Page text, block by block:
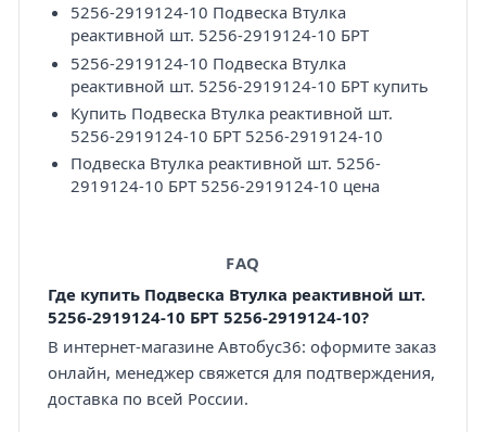
5256-2919124-10 Подвеска Втулка
реактивной шт. 5256-2919124-10 БРТ
5256-2919124-10 Подвеска Втулка
реактивной шт. 5256-2919124-10 БРТ купить
Купить Подвеска Втулка реактивной шт.
5256-2919124-10 БРТ 5256-2919124-10
Подвеска Втулка реактивной шт. 5256-
2919124-10 БРТ 5256-2919124-10 цена
FAQ
Где купить Подвеска Втулка реактивной шт.
5256-2919124-10 БРТ 5256-2919124-10?
В интернет-магазине Автобус36: оформите заказ
онлайн, менеджер свяжется для подтверждения,
доставка по всей России.